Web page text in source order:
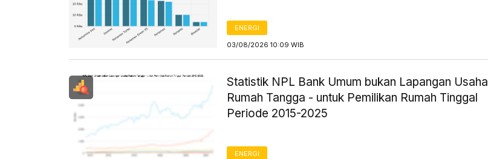
ENERGI
03/08/2026 10:09 WIB
Statistik NPL Bank Umum bukan Lapangan Usaha
Rumah Tangga - untuk Pemilikan Rumah Tinggal
Periode 2015-2025
ENERGI